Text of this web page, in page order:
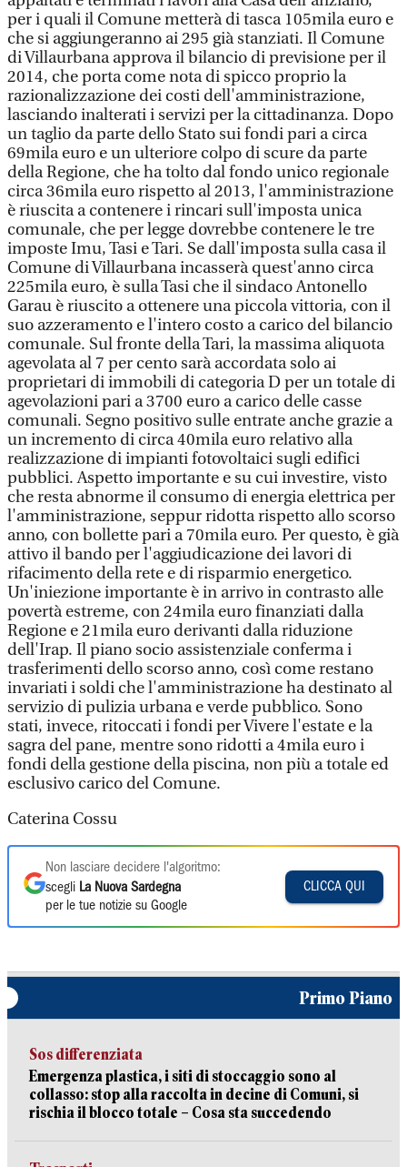
per i quali il Comune metterà di tasca 105mila euro e
che si aggiungeranno ai 295 già stanziati. Il Comune
di Villaurbana approva il bilancio di previsione per il
2014, che porta come nota di spicco proprio la
razionalizzazione dei costi dell'amministrazione,
lasciando inalterati i servizi per la cittadinanza. Dopo
un taglio da parte dello Stato sui fondi pari a circa
69mila euro e un ulteriore colpo di scure da parte
della Regione, che ha tolto dal fondo unico regionale
circa 36mila euro rispetto al 2013, l'amministrazione
è riuscita a contenere i rincari sull'imposta unica
comunale, che per legge dovrebbe contenere le tre
imposte Imu, Tasi e Tari. Se dall'imposta sulla casa il
Comune di Villaurbana incasserà quest'anno circa
225mila euro, è sulla Tasi che il sindaco Antonello
Garau è riuscito a ottenere una piccola vittoria, con il
suo azzeramento e l'intero costo a carico del bilancio
comunale. Sul fronte della Tari, la massima aliquota
agevolata al 7 per cento sarà accordata solo ai
proprietari di immobili di categoria D per un totale di
agevolazioni pari a 3700 euro a carico delle casse
comunali. Segno positivo sulle entrate anche grazie a
un incremento di circa 40mila euro relativo alla
realizzazione di impianti fotovoltaici sugli edifici
pubblici. Aspetto importante e su cui investire, visto
che resta abnorme il consumo di energia elettrica per
l'amministrazione, seppur ridotta rispetto allo scorso
anno, con bollette pari a 70mila euro. Per questo, è già
attivo il bando per l'aggiudicazione dei lavori di
rifacimento della rete e di risparmio energetico.
Un'iniezione importante è in arrivo in contrasto alle
povertà estreme, con 24mila euro finanziati dalla
Regione e 21mila euro derivanti dalla riduzione
dell'Irap. Il piano socio assistenziale conferma i
trasferimenti dello scorso anno, così come restano
invariati i soldi che l'amministrazione ha destinato al
servizio di pulizia urbana e verde pubblico. Sono
stati, invece, ritoccati i fondi per Vivere l'estate e la
sagra del pane, mentre sono ridotti a 4mila euro i
fondi della gestione della piscina, non più a totale ed
esclusivo carico del Comune.
Caterina Cossu
Non lasciare decidere l'algoritmo:
scegli La Nuova Sardegna
per le tue notizie su Google
CLICCA QUI
Primo Piano
Sos differenziata
Emergenza plastica, i siti di stoccaggio sono al
collasso: stop alla raccolta in decine di Comuni, si
rischia il blocco totale – Cosa sta succedendo